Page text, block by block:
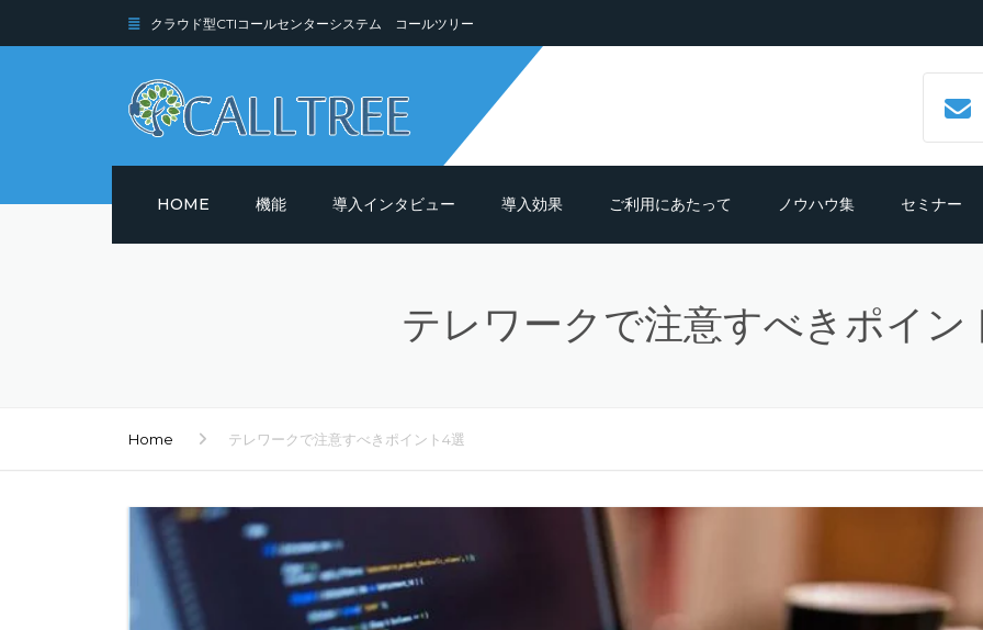
クラウド型CTIコールセンターシステム コールツリー
HOME 機能 導入インタビュー 導入効果
導入効果シュミレーション
ご利用にあたって
ご利用までの流れ
ノウハウ集
CTIシステムとは？導入メリット
紹介
テレマーケティングシステム機能
コールセンターの言葉遣いを総ざ
セミナー
テレワークで注意すべきポイン
Home テレワークで注意すべきポイント4選